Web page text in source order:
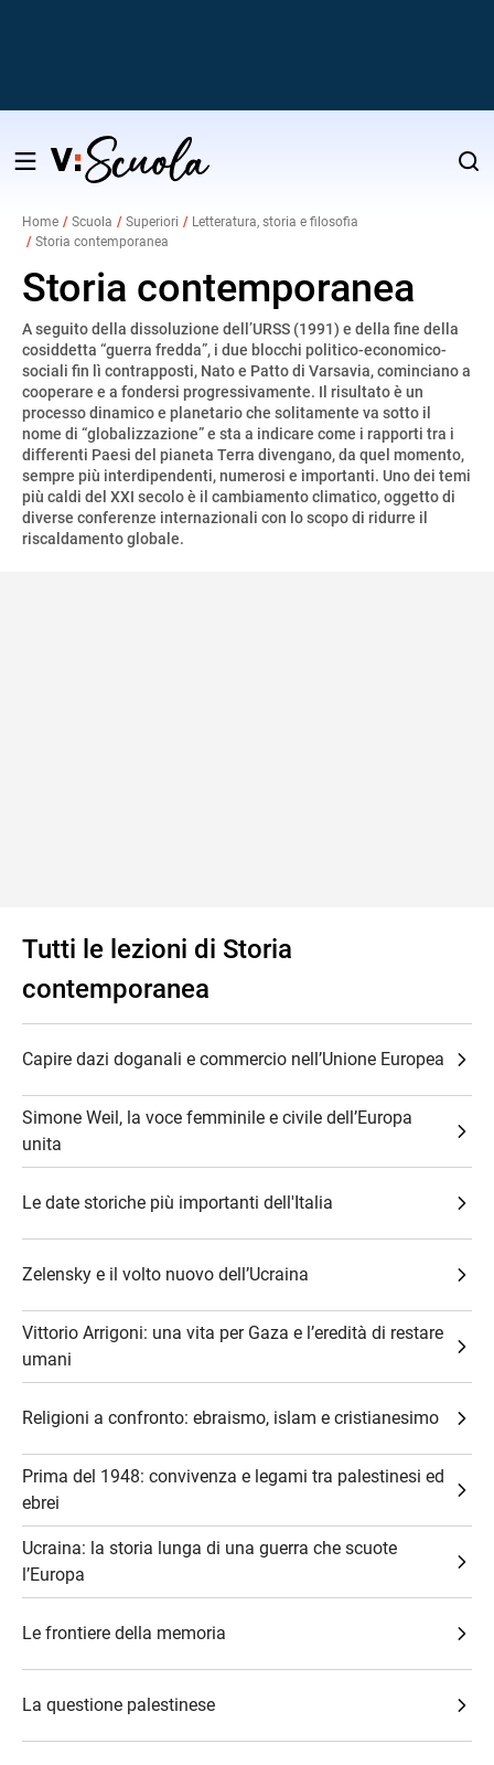
Salta
contenuto
Home Scuola Superiori
Letteratura, storia e filosofia
Storia contemporanea
Storia contemporanea
A seguito della dissoluzione dell’URSS (1991) e della fine della
cosiddetta “guerra fredda”, i due blocchi politico-economico-
sociali fin lì contrapposti, Nato e Patto di Varsavia, cominciano a
cooperare e a fondersi progressivamente. Il risultato è un
processo dinamico e planetario che solitamente va sotto il
nome di “globalizzazione” e sta a indicare come i rapporti tra i
differenti Paesi del pianeta Terra divengano, da quel momento,
sempre più interdipendenti, numerosi e importanti. Uno dei temi
più caldi del XXI secolo è il cambiamento climatico, oggetto di
diverse conferenze internazionali con lo scopo di ridurre il
riscaldamento globale.
Tutti le lezioni di Storia
contemporanea
Capire dazi doganali e commercio nell’Unione Europea
Simone Weil, la voce femminile e civile dell’Europa
unita
Le date storiche più importanti dell'Italia
Zelensky e il volto nuovo dell’Ucraina
Vittorio Arrigoni: una vita per Gaza e l’eredità di restare
umani
Religioni a confronto: ebraismo, islam e cristianesimo
Prima del 1948: convivenza e legami tra palestinesi ed
ebrei
Ucraina: la storia lunga di una guerra che scuote
l’Europa
Le frontiere della memoria
La questione palestinese